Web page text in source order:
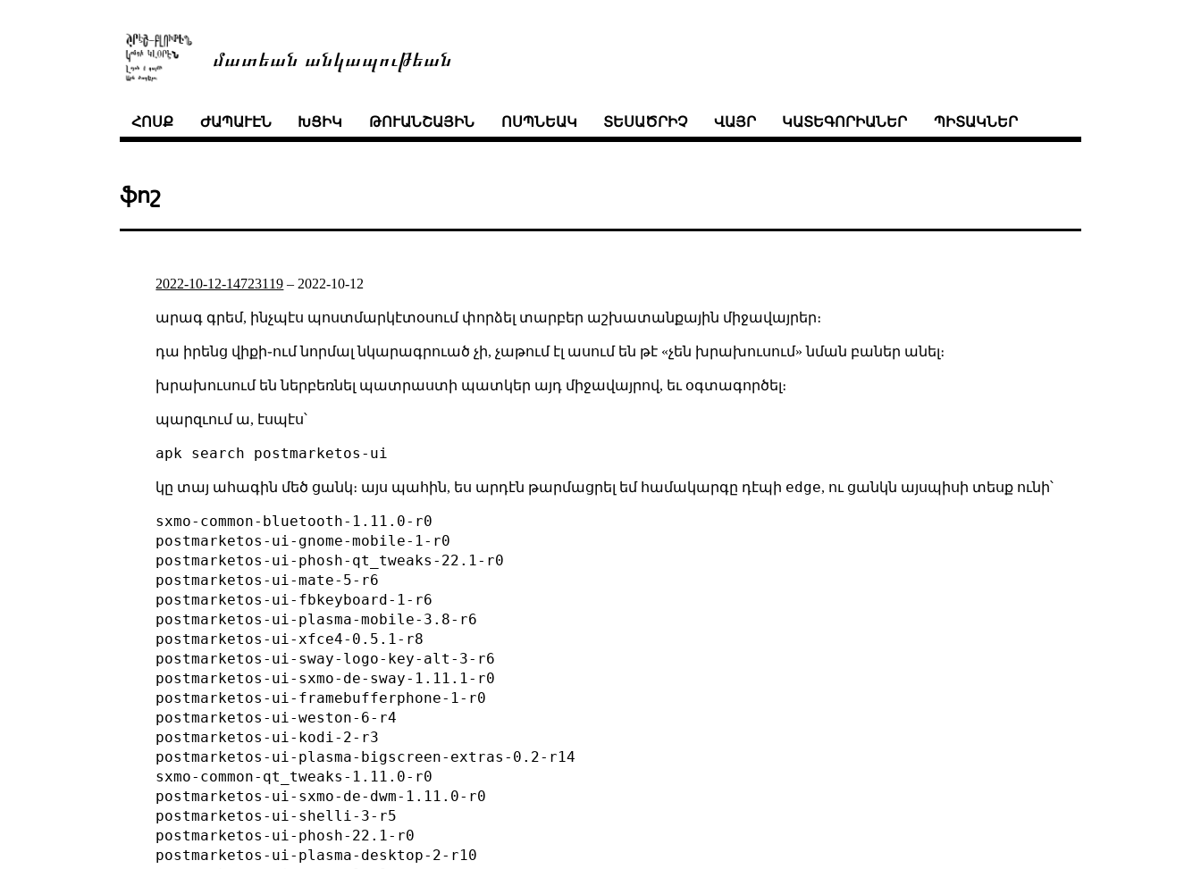
մատեան անկապութեան
ՀՈՍՔ ԺԱՊԱՒԷՆ ԽՑԻԿ ԹՈՒԱՆՇԱՅԻՆ ՈՍՊՆԵԱԿ ՏԵՍԱԾՐԻՉ ՎԱՅՐ ԿԱՏԵԳՈՐԻԱՆԵՐ ՊԻՏԱԿՆԵՐ
ֆոշ
2022-10-12-14723119 – 2022-10-12
արագ գրեմ, ինչպէս պոստմարկէտօսում փորձել տարբեր աշխատանքային միջավայրեր։
դա իրենց վիքի֊ում նորմալ նկարագրուած չի, չաթում էլ ասում են թէ «չեն խրախուսում» նման բաներ անել։
խրախուսում են ներբեռնել պատրաստի պատկեր այդ միջավայրով, եւ օգտագործել։
պարզւում ա, էսպէս՝
կը տայ ահագին մեծ ցանկ։ այս պահին, ես արդէն թարմացրել եմ համակարգը դէպի edge, ու ցանկն այսպիսի տեսք ունի՝
sxmo-common-bluetooth-1.11.0-r0
postmarketos-ui-gnome-mobile-1-r0
postmarketos-ui-phosh-qt_tweaks-22.1-r0
postmarketos-ui-mate-5-r6
postmarketos-ui-fbkeyboard-1-r6
postmarketos-ui-plasma-mobile-3.8-r6
postmarketos-ui-xfce4-0.5.1-r8
postmarketos-ui-sway-logo-key-alt-3-r6
postmarketos-ui-sxmo-de-sway-1.11.1-r0
postmarketos-ui-framebufferphone-1-r0
postmarketos-ui-weston-6-r4
postmarketos-ui-kodi-2-r3
postmarketos-ui-plasma-bigscreen-extras-0.2-r14
sxmo-common-qt_tweaks-1.11.0-r0
postmarketos-ui-sxmo-de-dwm-1.11.0-r0
postmarketos-ui-shelli-3-r5
postmarketos-ui-phosh-22.1-r0
postmarketos-ui-plasma-desktop-2-r10